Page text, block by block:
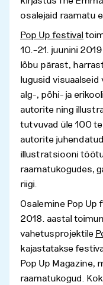
osalejaid raamatu
Pop Up festival
10.–21. juunini
lõbu pärast,
lugusid visuaalseid
alg-, põhi- ja
autorite ning
tutvuvad üle 100
autorite
illustratsiooni
raamatukogudes,
riigi.
Osalemine Pop Up
2018. aastal
vahetusprojektile
kajastatakse
Pop Up Magazine,
raamatukogud.